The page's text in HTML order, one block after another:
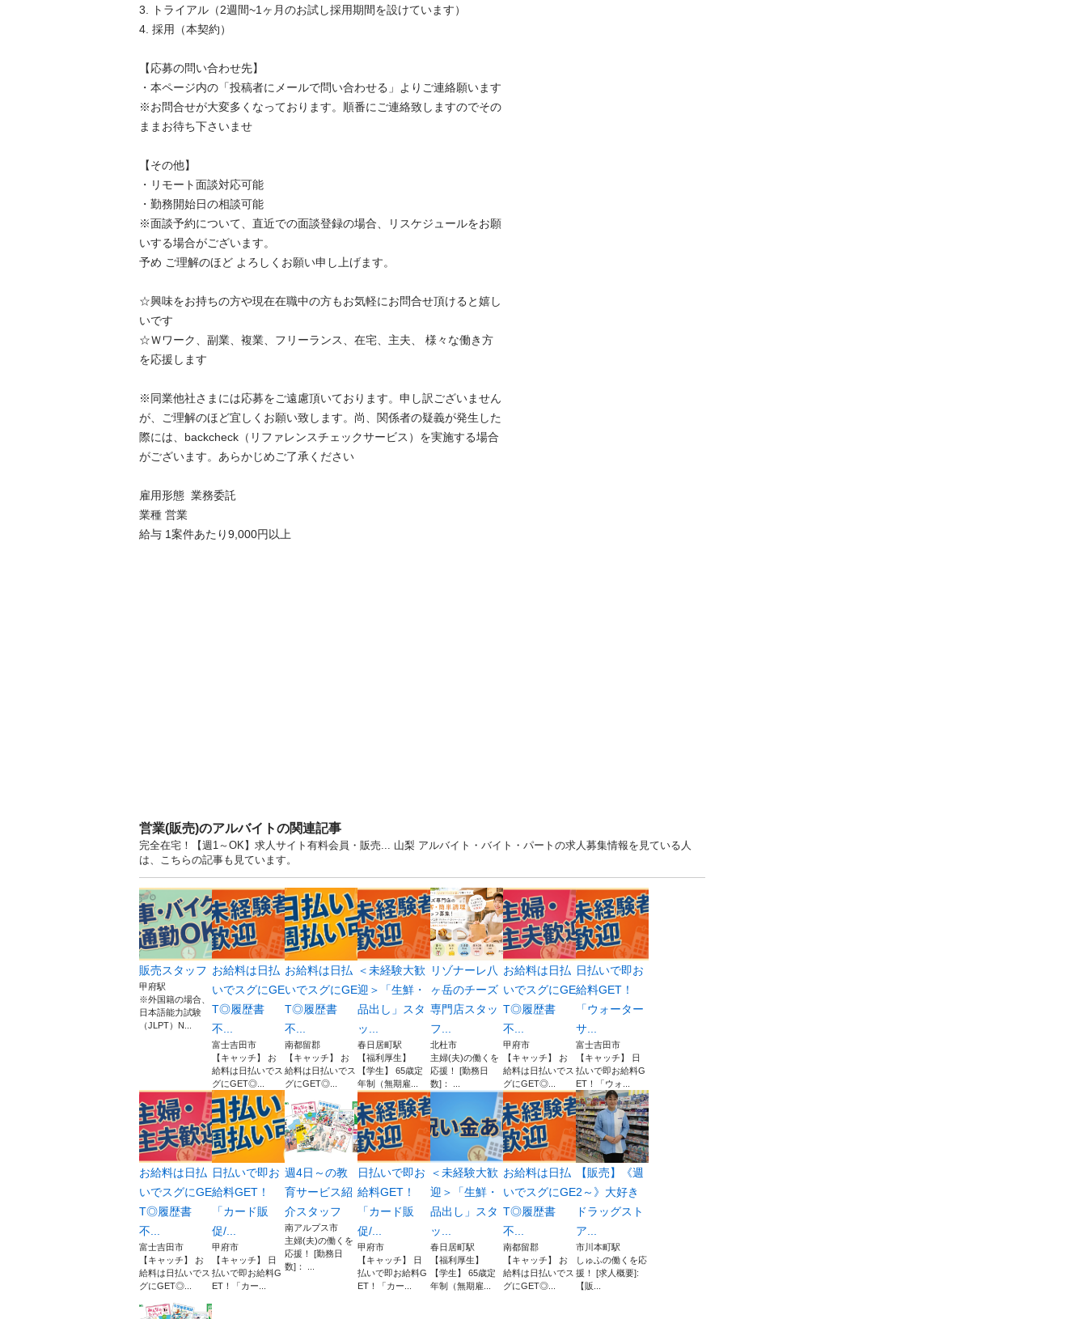
3. トライアル（2週間~1ヶ月のお試し採用期間を設けています）
4. 採用（本契約）
【応募の問い合わせ先】
・本ページ内の「投稿者にメールで問い合わせる」よりご連絡願います
※お問合せが大変多くなっております。順番にご連絡致しますのでその
ままお待ち下さいませ
【その他】
・リモート面談対応可能
・勤務開始日の相談可能
※面談予約について、直近での面談登録の場合、リスケジュールをお願
いする場合がございます。
予め ご理解のほど よろしくお願い申し上げます。
☆興味をお持ちの方や現在在職中の方もお気軽にお問合せ頂けると嬉し
いです
☆Ｗワーク、副業、複業、フリーランス、在宅、主夫、 様々な働き方
を応援します
※同業他社さまには応募をご遠慮頂いております。申し訳ございません
が、ご理解のほど宜しくお願い致します。尚、関係者の疑義が発生した
際には、backcheck（リファレンスチェックサービス）を実施する場合
がございます。あらかじめご了承ください
雇用形態	業務委託
業種	営業
営業(販売)のアルバイトの関連記事
完全在宅！【週1～OK】求人サイト有料会員・販売... 山梨 アルバイト・バイト・パートの求人募集情報を見ている人
は、こちらの記事も見ています。
販売スタッフ
甲府駅
※外国籍の場合、
日本語能力試験
（JLPT）N...
お給料は日払
いでスグにGE
T◎履歴書
不...
富士吉田市
【キャッチ】 お
給料は日払いでス
グにGET◎...
お給料は日払
いでスグにGE
T◎履歴書
不...
南都留郡
【キャッチ】 お
給料は日払いでス
グにGET◎...
＜未経験大歓
迎＞「生鮮・
品出し」スタ
ッ...
春日居町駅
【福利厚生】
【学生】 65歳定
年制（無期雇...
リゾナーレ八
ヶ岳のチーズ
専門店スタッ
フ...
北杜市
主婦(夫)の働くを
応援！ [勤務日
数]： ...
お給料は日払
いでスグにGE
T◎履歴書
不...
甲府市
【キャッチ】 お
給料は日払いでス
グにGET◎...
日払いで即お
給料GET！
「ウォーター
サ...
富士吉田市
【キャッチ】 日
払いで即お給料G
ET！「ウォ...
お給料は日払
いでスグにGE
T◎履歴書
不...
富士吉田市
【キャッチ】 お
給料は日払いでス
グにGET◎...
日払いで即お
給料GET！
「カード販
促/...
甲府市
【キャッチ】 日
払いで即お給料G
ET！「カー...
週4日～の教
育サービス紹
介スタッフ
南アルプス市
主婦(夫)の働くを
応援！ [勤務日
数]： ...
日払いで即お
給料GET！
「カード販
促/...
甲府市
【キャッチ】 日
払いで即お給料G
ET！「カー...
＜未経験大歓
迎＞「生鮮・
品出し」スタ
ッ...
春日居町駅
【福利厚生】
【学生】 65歳定
年制（無期雇...
お給料は日払
いでスグにGE
T◎履歴書
不...
南都留郡
【キャッチ】 お
給料は日払いでス
グにGET◎...
【販売】《週
2～》大好き
ドラッグスト
ア...
市川本町駅
しゅふの働くを応
援！ [求人概要]:
【販...